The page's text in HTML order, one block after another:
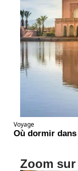
Voyage
Où dormir
Zoom sur